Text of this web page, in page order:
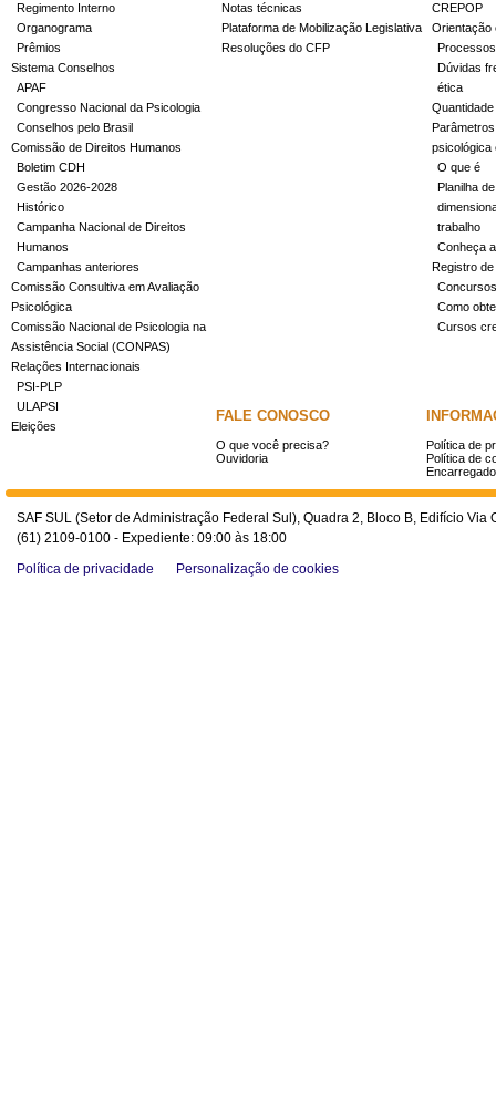
Regimento Interno
Organograma
Prêmios
Sistema Conselhos
APAF
Congresso Nacional da Psicologia
Conselhos pelo Brasil
Comissão de Direitos Humanos
Boletim CDH
Gestão 2026-2028
Histórico
Campanha Nacional de Direitos
Humanos
Campanhas anteriores
Comissão Consultiva em Avaliação
Psicológica
Comissão Nacional de Psicologia na
Assistência Social (CONPAS)
Relações Internacionais
PSI-PLP
ULAPSI
Eleições
Notas técnicas
Plataforma de Mobilização Legislativa
Resoluções do CFP
CREPOP
Orientação
Dúvidas
ética
psicológica
O que é
Planilha
trabalho
Conheça
Registro
Concursos
Como
Cursos
FALE CONOSCO
O que você precisa?
Ouvidoria
Política de
Política de
SAF SUL (Setor de Administração Federal Sul), Quadra 2, Bloco B, Edifício
(61) 2109-0100 - Expediente: 09:00 às 18:00
Política de privacidade
Personalização de cookies